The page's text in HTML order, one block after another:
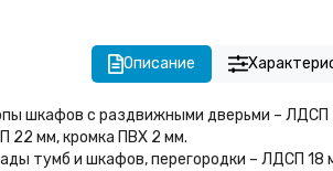
Описание
шкафов с раздвижными дверьми – ЛДСП
22 мм, кромка ПВХ 2 мм.
тумб и шкафов, перегородки – ЛДСП 18